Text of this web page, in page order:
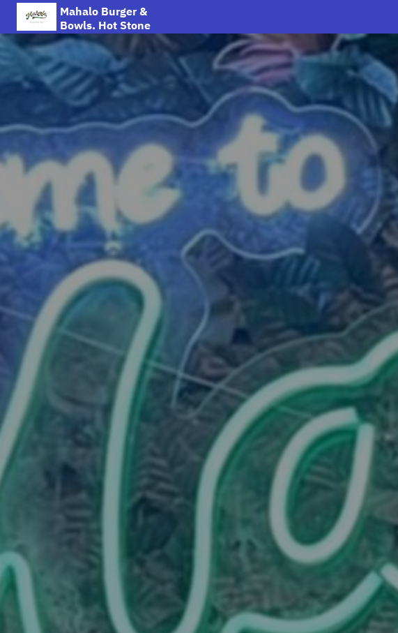
Mahalo Burger &
Bowls, Hot Stone
Steak